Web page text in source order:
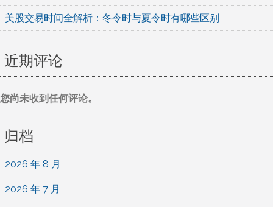
美股交易时间全解析：冬令时与夏令时有哪些区别
近期评论
您尚未收到任何评论。
归档
2026 年 8 月
2026 年 7 月